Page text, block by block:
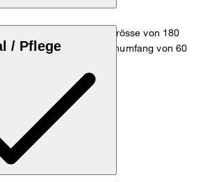
36 bei einer Körpergrösse von 180
von 83 cm, einem Taillenumfang von 60
/ Pflege